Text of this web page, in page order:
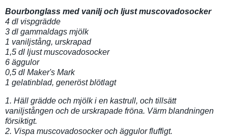
Bourbonglass med vanilj och ljust muscovadosocker
4 dl vispgrädde
3 dl gammaldags mjölk
1 vaniljstång, urskrapad
1,5 dl ljust muscovadosocker
6 äggulor
0,5 dl Maker's Mark
1 gelatinblad, generöst blötlagt
1. Häll grädde och mjölk i en kastrull, och tillsätt
vaniljstången och de urskrapade fröna. Värm blandningen
försiktigt.
2. Vispa muscovadosocker och äggulor fluffigt.